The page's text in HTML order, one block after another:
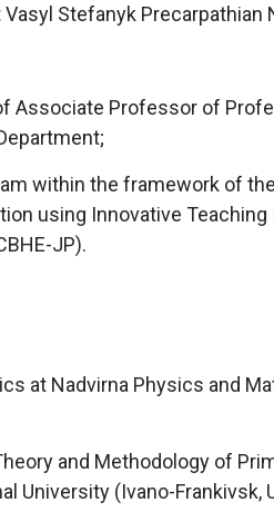
Stefanyk Precarpathian
Associate Professor of
within the framework of
using Innovative Teaching
JP).
at Nadvirna Physics and
and Methodology of
University (Ivano-Frankivsk,